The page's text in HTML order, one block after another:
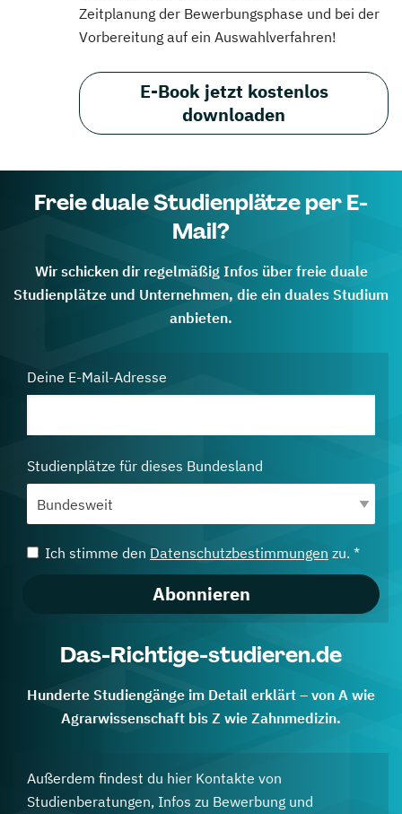
Zeitplanung der Bewerbungsphase und bei der
Vorbereitung auf ein Auswahlverfahren!
E-Book jetzt kostenlos
downloaden
Freie duale Studienplätze per E-
Mail?
Wir schicken dir regelmäßig Infos über freie duale
Studienplätze und Unternehmen, die ein duales Studium
anbieten.
Deine E-Mail-Adresse
Studienplätze für dieses Bundesland
Ich stimme den Datenschutzbestimmungen zu. *
Abonnieren
Das-Richtige-studieren.de
Hunderte Studiengänge im Detail erklärt – von A wie
Agrarwissenschaft bis Z wie Zahnmedizin.
Außerdem findest du hier Kontakte von
Studienberatungen, Infos zu Bewerbung und